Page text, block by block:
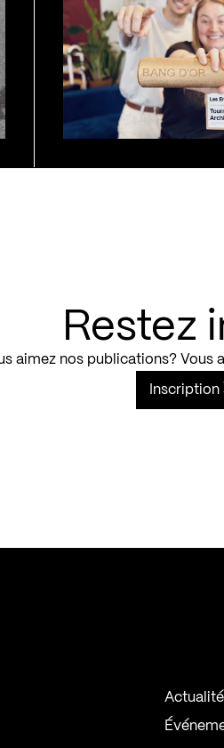
Restez
aimez nos publications? Vous
Inscription